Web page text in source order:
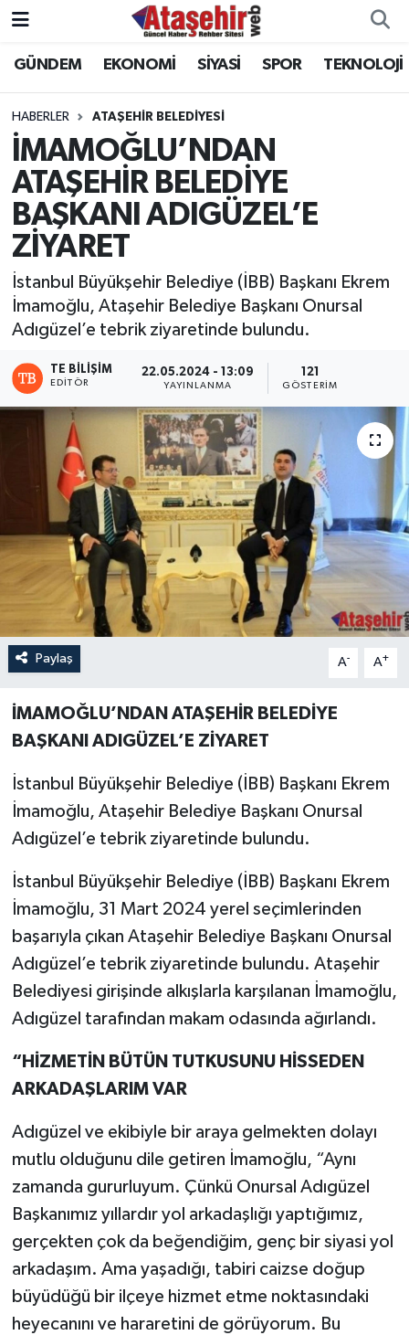
GÜNDEM EKONOMİ SİYASİ SPOR TEKNOLOJİ
HABERLER ATAŞEHİR BELEDİYESİ
İMAMOĞLU’NDAN
ATAŞEHİR BELEDİYE
BAŞKANI ADIGÜZEL’E
ZİYARET
İstanbul Büyükşehir Belediye (İBB) Başkanı Ekrem
İmamoğlu, Ataşehir Belediye Başkanı Onursal
Adıgüzel’e tebrik ziyaretinde bulundu.
TE BILIŞIM
EDITÖR
22.05.2024 - 13:09
YAYINLANMA
121
GÖSTERIM
Paylaş A- A+
İMAMOĞLU’NDAN ATAŞEHİR BELEDİYE
BAŞKANI ADIGÜZEL’E ZİYARET
İstanbul Büyükşehir Belediye (İBB) Başkanı Ekrem
İmamoğlu, Ataşehir Belediye Başkanı Onursal
Adıgüzel’e tebrik ziyaretinde bulundu.
İstanbul Büyükşehir Belediye (İBB) Başkanı Ekrem
İmamoğlu, 31 Mart 2024 yerel seçimlerinden
başarıyla çıkan Ataşehir Belediye Başkanı Onursal
Adıgüzel’e tebrik ziyaretinde bulundu. Ataşehir
Belediyesi girişinde alkışlarla karşılanan İmamoğlu,
Adıgüzel tarafından makam odasında ağırlandı.
“HİZMETİN BÜTÜN TUTKUSUNU HİSSEDEN
ARKADAŞLARIM VAR
Adıgüzel ve ekibiyle bir araya gelmekten dolayı
mutlu olduğunu dile getiren İmamoğlu, “Aynı
zamanda gururluyum. Çünkü Onursal Adıgüzel
Başkanımız yıllardır yol arkadaşlığı yaptığımız,
gerçekten çok da beğendiğim, genç bir siyasi yol
arkadaşım. Ama yaşadığı, tabiri caizse doğup
büyüdüğü bir ilçeye hizmet etme noktasındaki
heyecanını ve hararetini de görüyorum. Bu
Hava Durumu
Trafik Durumu
Süper Lig Puan Durumu ve Fikstür
Tüm Manşetler
Son Dakika Haberleri
Haber Arşivi